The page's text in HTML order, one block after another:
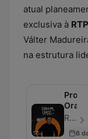
atual
exclusiva à
Válter
na estrutura
Prova
Oral
RTP Antena 3 - Episode 100
6